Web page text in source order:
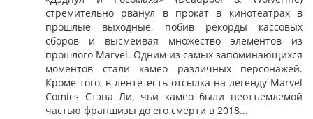
стремительно рванул в прокат в кинотеатрах в
прошлые выходные, побив рекорды кассовых
сборов и высмеивая множество элементов из
прошлого Marvel. Одним из самых запоминающихся
моментов стали камео различных персонажей.
Кроме того, в ленте есть отсылка на легенду Marvel
Comics Стэна Ли, чьи камео были неотъемлемой
частью франшизы до его смерти в 2018...